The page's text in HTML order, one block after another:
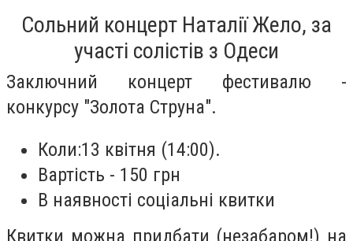
Сольний концерт Наталії Жело, за
участі солістів з Одеси
Заключний концерт фестивалю -
конкурсу "Золота Струна".
Коли:13 квітня (14:00).
Вартість - 150 грн
В наявності соціальні квитки
Квитки можна придбати (незабаром!) на